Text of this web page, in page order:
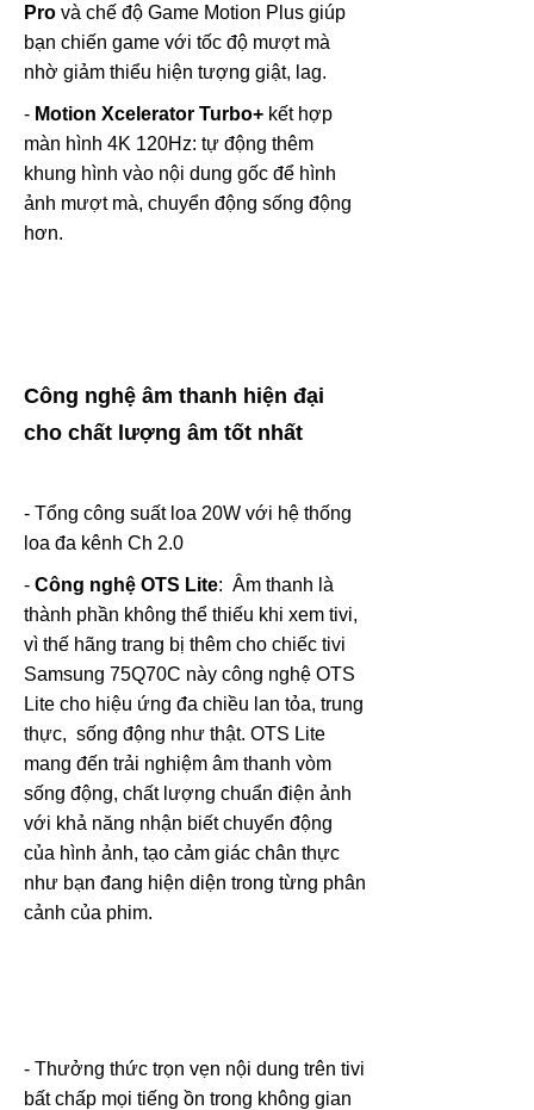
Pro và chế độ Game Motion Plus giúp
bạn chiến game với tốc độ mượt mà
nhờ giảm thiểu hiện tượng giật, lag.
- Motion Xcelerator Turbo+ kết hợp
màn hình 4K 120Hz: tự động thêm
khung hình vào nội dung gốc để hình
ảnh mượt mà, chuyển động sống động
hơn.
Công nghệ âm thanh hiện đại
cho chất lượng âm tốt nhất
- Tổng công suất loa 20W với hệ thống
loa đa kênh Ch 2.0
- Công nghệ OTS Lite: Âm thanh là
thành phần không thể thiếu khi xem tivi,
vì thế hãng trang bị thêm cho chiếc tivi
Samsung 75Q70C này công nghệ OTS
Lite cho hiệu ứng đa chiều lan tỏa, trung
thực, sống động như thật. OTS Lite
mang đến trải nghiệm âm thanh vòm
sống động, chất lượng chuẩn điện ảnh
với khả năng nhận biết chuyển động
của hình ảnh, tạo cảm giác chân thực
như bạn đang hiện diện trong từng phân
cảnh của phim.
- Thưởng thức trọn vẹn nội dung trên tivi
bất chấp mọi tiếng ồn trong không gian